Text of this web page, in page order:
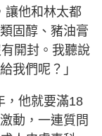
讓他和林太都
固醇、豬油膏
開封。我聽說
我們呢？」
，他就要滿18
動，一連質問